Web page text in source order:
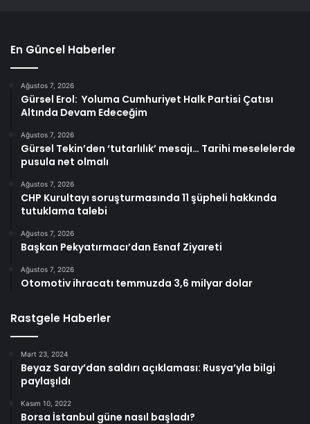
En Güncel Haberler
Ağustos 7, 2026
Gürsel Erol: Yoluma Cumhuriyet Halk Partisi Çatısı
Altında Devam Edeceğim
Ağustos 7, 2026
Gürsel Tekin’den ‘tutarlılık’ mesajı… Tarihi meselelerde
pusula net olmalı
Ağustos 7, 2026
CHP Kurultayı soruşturmasında 11 şüpheli hakkında
tutuklama talebi
Ağustos 7, 2026
Başkan Pekyatırmacı’dan Esnaf Ziyareti
Ağustos 7, 2026
Otomotiv ihracatı temmuzda 3,6 milyar dolar
Rastgele Haberler
Mart 23, 2024
Beyaz Saray’dan saldırı açıklaması: Rusya’yla bilgi
paylaşıldı
Kasım 10, 2022
Borsa İstanbul güne nasıl başladı?